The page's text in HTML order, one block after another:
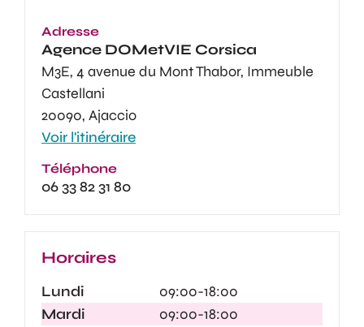
Adresse
Agence DOMetVIE Corsica
M3E, 4 avenue du Mont Thabor, Immeuble
Castellani
20090, Ajaccio
Voir l'itinéraire
Téléphone
06 33 82 31 80
Horaires
Lundi
09:00-18:00
Mardi
09:00-18:00